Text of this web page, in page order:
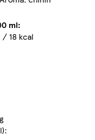
ml:
/ 18 kcal